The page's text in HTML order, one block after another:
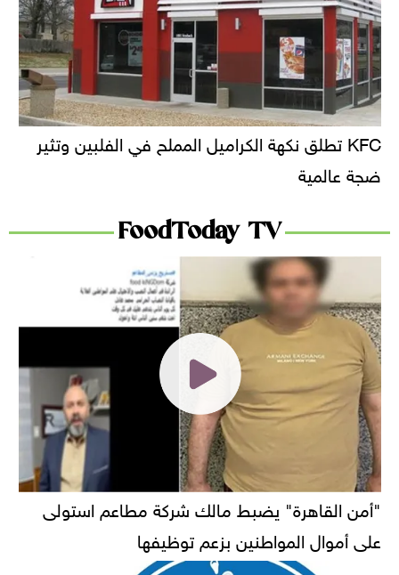
KFC تطلق نكهة الكراميل المملح في الفلبين وتثير
ضجة عالمية
FoodToday TV
"أمن القاهرة" يضبط مالك شركة مطاعم استولى
على أموال المواطنين بزعم توظيفها